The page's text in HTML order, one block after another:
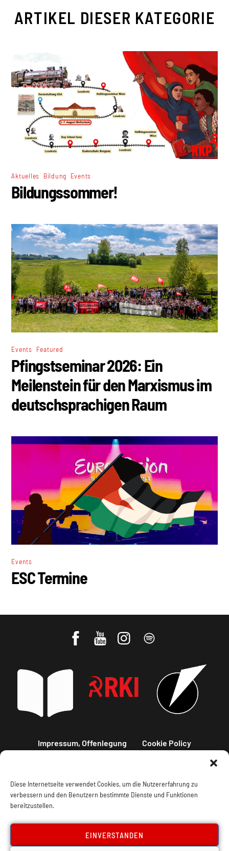
Diese Internetseite verwendet Cookies, um die Nutzererfahrung zu
verbessern und den Benutzern bestimmte Dienste und Funktionen
bereitzustellen.
EINVERSTANDEN
ARTIKEL DIESER KATEGORIE
Aktuelles Bildung Events
Bildungssommer!
Events Featured
Pfingstseminar 2026: Ein
Meilenstein für den Marxismus im
deutschsprachigen Raum
Events
ESC Termine
Impressum, Offenlegung Cookie Policy